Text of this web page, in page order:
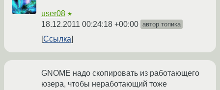
user08 ★
18.12.2011 00:24:18 +00:00 автор топика
Ссылка
GNOME надо скопировать из работающего
юзера, чтобы неработающий тоже